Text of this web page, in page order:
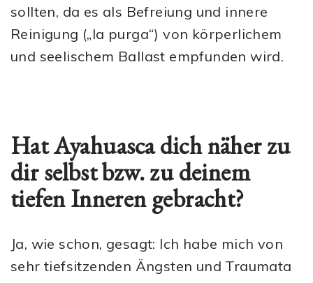
sollten, da es als Befreiung und innere
Reinigung („la purga“) von körperlichem
und seelischem Ballast empfunden wird.
Hat Ayahuasca dich näher zu
dir selbst bzw. zu deinem
tiefen Inneren gebracht?
Ja, wie schon, gesagt: Ich habe mich von
sehr tiefsitzenden Ängsten und Traumata